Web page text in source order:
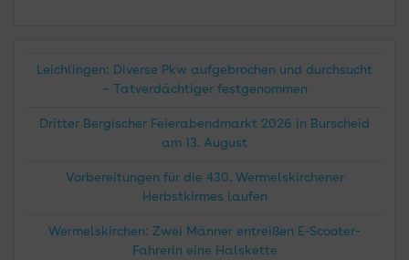
Leichlingen: Diverse Pkw aufgebrochen und durchsucht
– Tatverdächtiger festgenommen
Dritter Bergischer Feierabendmarkt 2026 in Burscheid
am 13. August
Vorbereitungen für die 430. Wermelskirchener
Herbstkirmes laufen
Wermelskirchen: Zwei Männer entreißen E-Scooter-
Fahrerin eine Halskette